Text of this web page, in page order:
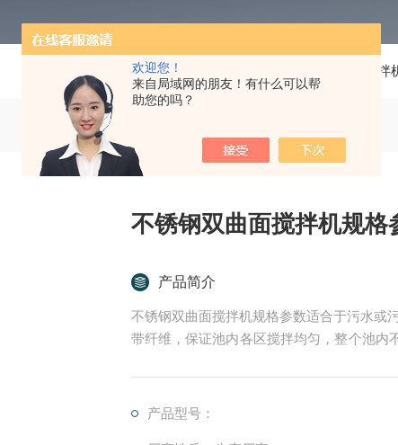
欢迎您！
来自局域网的朋友！有什么可以帮
助您的吗？
当前位置： 双曲面搅拌
不锈钢双曲面搅拌机规格
产品简介
不锈钢双曲面搅拌机规格参数适合于污水或
带纤维，保证池内各区搅拌均匀，整个池内
产品型号：